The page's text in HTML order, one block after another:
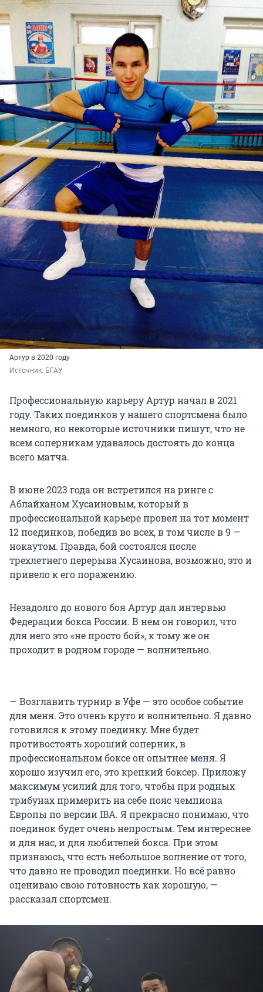
Артур в 2020 году
Источник: БГАУ
Профессиональную карьеру Артур начал в 2021
году. Таких поединков у нашего спортсмена было
немного, но некоторые источники пишут, что не
всем соперникам удавалось достоять до конца
всего матча.
В июне 2023 года он встретился на ринге с
Аблайханом Хусаиновым, который в
профессиональной карьере провел на тот момент
12 поединков, победив во всех, в том числе в 9 —
нокаутом. Правда, бой состоялся после
трехлетнего перерыва Хусаинова, возможно, это и
привело к его поражению.
Незадолго до нового боя Артур дал интервью
Федерации бокса России. В нем он говорил, что
для него это «не просто бой», к тому же он
проходит в родном городе — волнительно.
— Возглавить турнир в Уфе — это особое событие
для меня. Это очень круто и волнительно. Я давно
готовился к этому поединку. Мне будет
противостоять хороший соперник, в
профессиональном боксе он опытнее меня. Я
хорошо изучил его, это крепкий боксер. Приложу
максимум усилий для того, чтобы при родных
трибунах примерить на себе пояс чемпиона
Европы по версии IBA. Я прекрасно понимаю, что
поединок будет очень непростым. Тем интереснее
и для нас, и для любителей бокса. При этом
признаюсь, что есть небольшое волнение от того,
что давно не проводил поединки. Но всё равно
оцениваю свою готовность как хорошую, —
рассказал спортсмен.